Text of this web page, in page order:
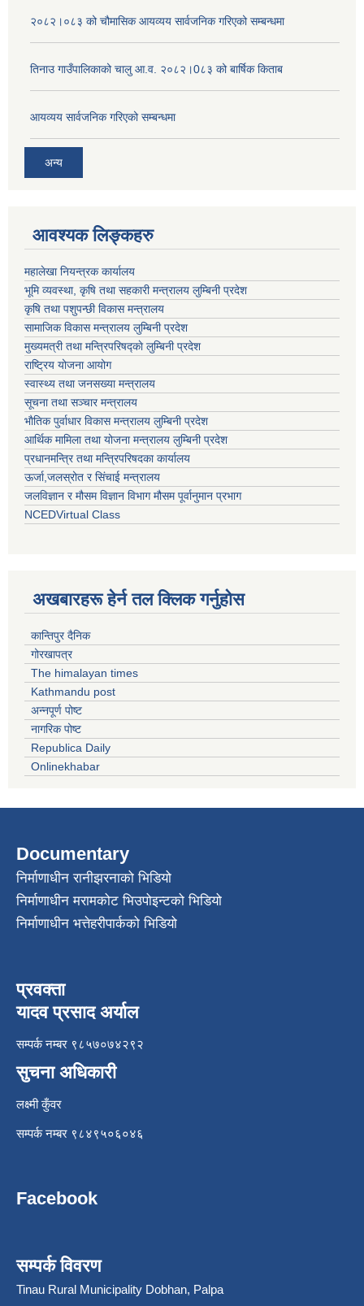
२०८२।०८३ को चौमासिक आयव्यय सार्वजनिक गरिएको सम्बन्धमा
तिनाउ गाउँपालिकाको चालु आ.व. २०८२।0८३ को बार्षिक किताब
आयव्यय सार्वजनिक गरिएको सम्बन्धमा
अन्य
आवश्यक लिङ्कहरु
महालेखा नियन्त्रक कार्यालय
भूमि व्यवस्था, कृषि तथा सहकारी मन्त्रालय लुम्बिनी प्रदेश
कृषि तथा पशुपन्छी विकास मन्त्रालय
सामाजिक विकास मन्त्रालय लुम्बिनी प्रदेश
मुख्यमत्री तथा मन्त्रिपरिषद्काे लुम्बिनी प्रदेश
राष्ट्रिय योजना आयोग
स्वास्थ्य तथा जनसख्या मन्त्रालय
सूचना तथा सञ्चार मन्त्रालय
भाैतिक पुर्वाधार विकास मन्त्रालय लुम्बिनी प्रदेश
आर्थिक मामिला तथा योजना मन्त्रालय लुम्बिनी प्रदेश
प्रधानमन्त्रि तथा मन्त्रिपरिषदका कार्यालय
ऊर्जा,जलस्रोत र सिंचाई मन्त्रालय
जलविज्ञान र मौसम विज्ञान विभाग मौसम पूर्वानुमान प्रभाग
NCEDVirtual Class
अखबारहरू हेर्न तल क्लिक गर्नुहोस
कान्तिपुर दैनिक
गोरखापत्र
The himalayan times
Kathmandu post
अन्नपूर्ण पोष्ट
नागरिक पोष्ट
Republica Daily
Onlinekhabar
Documentary
निर्माणाधीन रानीझरनाको भिडियो
निर्माणाधीन मरामकोट भिउपोइन्टको भिडियो
निर्माणाधीन भत्तेहरीपार्कको भिडियो
प्रवक्ता
यादव प्रसाद अर्याल
सम्पर्क नम्बर ९८५७०७४२९२
सुचना अधिकारी
लक्ष्मी कुँवर
सम्पर्क नम्बर ९८४९५०६०४६
Facebook
सम्पर्क विवरण
Tinau Rural Municipality Dobhan, Palpa